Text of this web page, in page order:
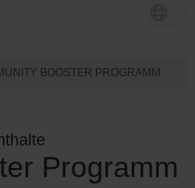
BOOSTER PROGRAMM
Programm